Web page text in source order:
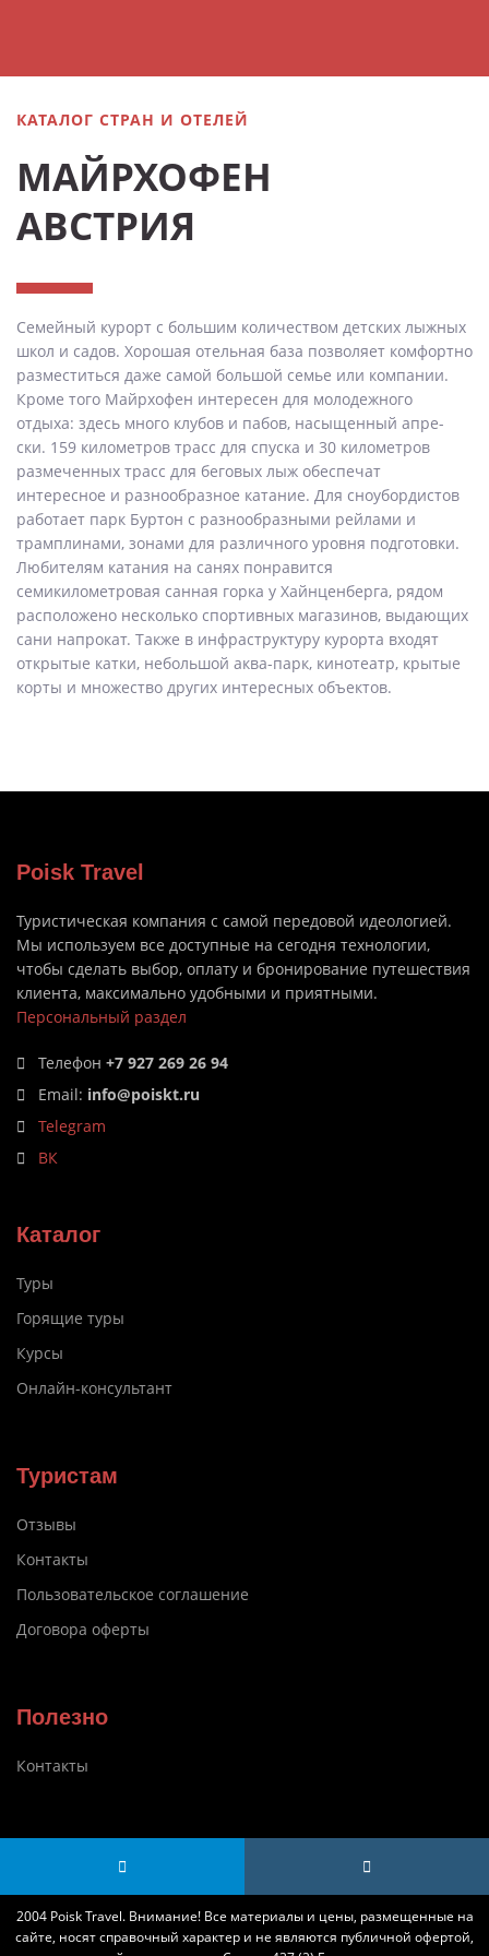
КАТАЛОГ СТРАН И ОТЕЛЕЙ
МАЙРХОФЕН
АВСТРИЯ
Семейный курорт с большим количеством детских лыжных
школ и садов. Хорошая отельная база позволяет комфортно
разместиться даже самой большой семье или компании.
Кроме того Майрхофен интересен для молодежного
отдыха: здесь много клубов и пабов, насыщенный апре-
ски. 159 километров трасс для спуска и 30 километров
размеченных трасс для беговых лыж обеспечат
интересное и разнообразное катание. Для сноубордистов
работает парк Буртон с разнообразными рейлами и
трамплинами, зонами для различного уровня подготовки.
Любителям катания на санях понравится
семикилометровая санная горка у Хайнценберга, рядом
расположено несколько спортивных магазинов, выдающих
сани напрокат. Также в инфраструктуру курорта входят
открытые катки, небольшой аква-парк, кинотеатр, крытые
корты и множество других интересных объектов.
Poisk Travel
Туристическая компания с самой передовой идеологией.
Мы используем все доступные на сегодня технологии,
чтобы сделать выбор, оплату и бронирование путешествия
клиента, максимально удобными и приятными.
Персональный раздел
Телефон +7 927 269 26 94
Email: info@poiskt.ru
Telegram
ВК
Каталог
Туры
Горящие туры
Курсы
Онлайн-консультант
Туристам
Отзывы
Контакты
Пользовательское соглашение
Договора оферты
Полезно
Контакты
2004 Poisk Travel. Внимание! Все материалы и цены, размещенные на
сайте, носят справочный характер и не являются публичной офертой,